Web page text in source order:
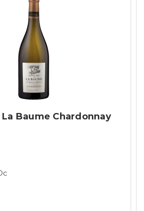
Baume Chardonnay